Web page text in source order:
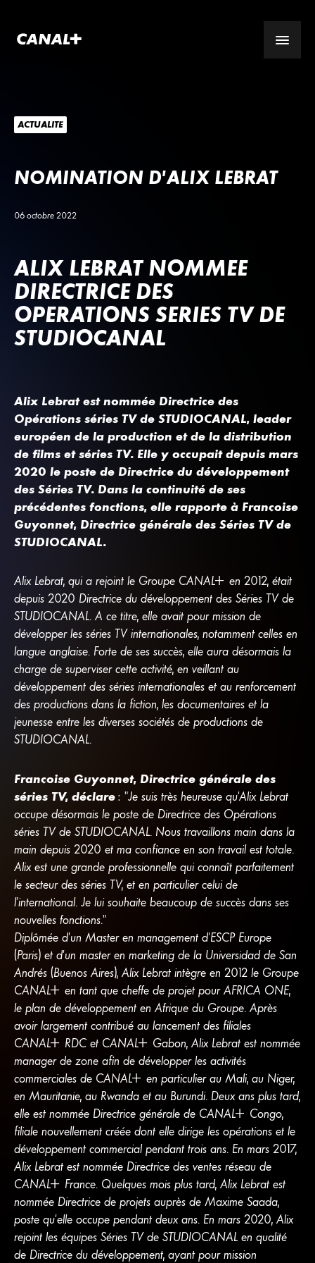
ACTUALITÉ
NOMINATION D'ALIX LEBRAT
06 octobre 2022
ALIX LEBRAT NOMMEE
DIRECTRICE DES
OPERATIONS SERIES TV DE
STUDIOCANAL
Alix Lebrat est nommée Directrice des
Opérations séries TV de STUDIOCANAL, leader
européen de la production et de la distribution
de films et séries TV. Elle y occupait depuis mars
2020 le poste de Directrice du développement
des Séries TV. Dans la continuité de ses
précédentes fonctions, elle rapporte à Françoise
Guyonnet, Directrice générale des Séries TV de
STUDIOCANAL.
Alix Lebrat, qui a rejoint le Groupe CANAL+ en 2012, était
depuis 2020 Directrice du développement des Séries TV de
STUDIOCANAL. A ce titre, elle avait pour mission de
développer les séries TV internationales, notamment celles en
langue anglaise. Forte de ses succès, elle aura désormais la
charge de superviser cette activité, en veillant au
développement des séries internationales et au renforcement
des productions dans la fiction, les documentaires et la
jeunesse entre les diverses sociétés de productions de
STUDIOCANAL.
Françoise Guyonnet, Directrice générale des
séries TV, déclare: "Je suis très heureuse qu’Alix Lebrat
occupe désormais le poste de Directrice des Opérations
séries TV de STUDIOCANAL. Nous travaillons main dans la
main depuis 2020 et ma confiance en son travail est totale.
Alix est une grande professionnelle qui connaît parfaitement
le secteur des séries TV, et en particulier celui de
l’international. Je lui souhaite beaucoup de succès dans ses
nouvelles fonctions."
Diplômée d’un Master en management d’ESCP Europe
(Paris) et d’un master en marketing de la Universidad de San
Andrés (Buenos Aires), Alix Lebrat intègre en 2012 le Groupe
CANAL+ en tant que cheffe de projet pour AFRICA ONE,
le plan de développement en Afrique du Groupe. Après
avoir largement contribué au lancement des filiales
CANAL+ RDC et CANAL+ Gabon, Alix Lebrat est nommée
manager de zone afin de développer les activités
commerciales de CANAL+ en particulier au Mali, au Niger,
en Mauritanie, au Rwanda et au Burundi. Deux ans plus tard,
elle est nommée Directrice générale de CANAL+ Congo,
filiale nouvellement créée dont elle dirige les opérations et le
développement commercial pendant trois ans. En mars 2017,
Alix Lebrat est nommée Directrice des ventes réseau de
CANAL+ France. Quelques mois plus tard, Alix Lebrat est
nommée Directrice de projets auprès de Maxime Saada,
poste qu’elle occupe pendant deux ans. En mars 2020, Alix
rejoint les équipes Séries TV de STUDIOCANAL en qualité
de Directrice du développement, ayant pour mission